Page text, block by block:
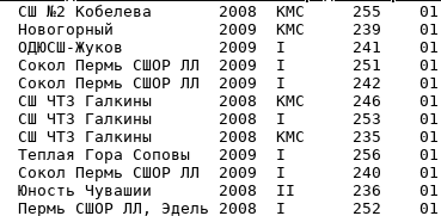
СШ №2 Кобелева       2008  КМС     255
Новогорный           2009  КМС     239
ОДЮСШ-Жуков          2009  I       241
Пермь СШОР ЛЛ  2009  I       251
Сокол Пермь СШОР ЛЛ  2009  I
СШ ЧТЗ Галкины       2008  КМС
СШ ЧТЗ Галкины       2008  I       253
СШ ЧТЗ Галкины       2008  КМС     235
Теплая Гора Соповы   2009  I
Сокол Пермь СШОР ЛЛ  2009  I       240
Юность Чувашии       2008  II      236
Пермь СШОР ЛЛ, Эдель 2008  I       252